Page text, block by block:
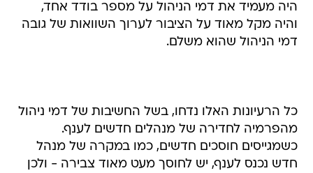
היה מעמיד את דמי הניהול על מספר בודד אחד,
והיה מקל מאוד על הציבור לערוך השוואות של גובה
דמי הניהול שהוא משלם.
כל הרעיונות האלו נדחו, בשל החשיבות של דמי ניהול
מהפרמיה לחדירה של מנהלים חדשים לענף.
כשמגייסים חוסכים חדשים, כמו במקרה של מנהל
חדש נכנס לענף, יש לחוסך מעט מאוד צבירה - ולכן